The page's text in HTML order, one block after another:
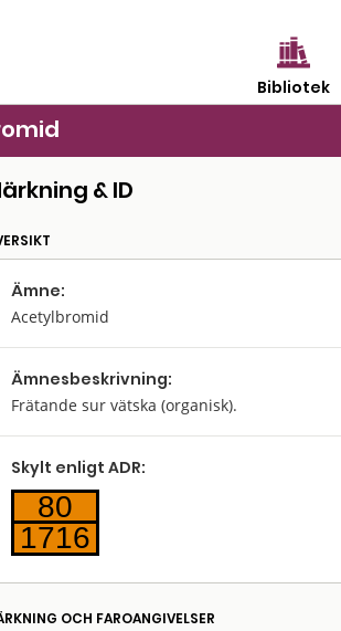
Bibliotek
& ID
Ämne:
Acetylbromid
Ämnes­beskrivning:
Frätande sur vätska (organisk).
Skylt enligt ADR:
80
1716
OCH FAROANGIVELSER